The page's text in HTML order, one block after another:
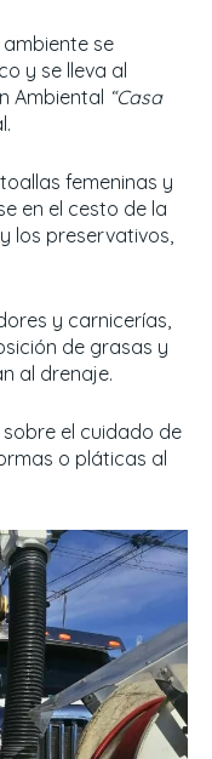
se
y se lleva al
Ambiental “Casa
femeninas y
en el cesto de la
los preservativos,
y carnicerías,
de grasas y
al drenaje.
el cuidado de
o pláticas al